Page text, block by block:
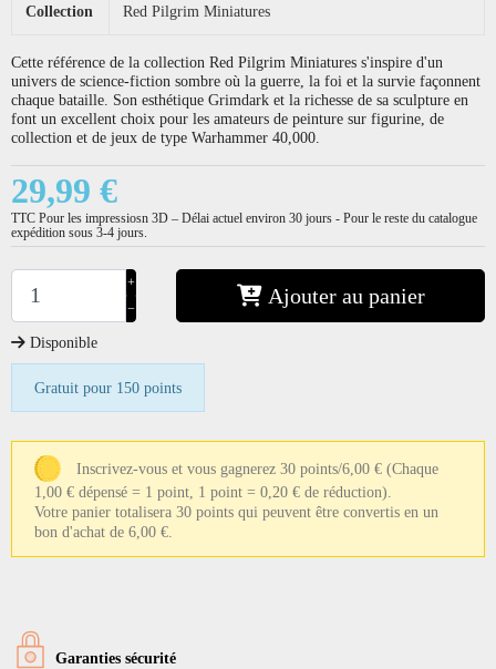
Collection Red Pilgrim Miniatures
Cette référence de la collection Red Pilgrim Miniatures s'inspire d'un
univers de science-fiction sombre où la guerre, la foi et la survie façonnent
chaque bataille. Son esthétique Grimdark et la richesse de sa sculpture en
font un excellent choix pour les amateurs de peinture sur figurine, de
collection et de jeux de type Warhammer 40,000.
29,99 €
TTC Pour les impressiosn 3D – Délai actuel environ 30 jours - Pour le reste du catalogue
expédition sous 3-4 jours.
+
−
Ajouter au panier
Disponible
Gratuit pour 150 points
Inscrivez-vous et vous gagnerez 30 points/6,00 € (Chaque
1,00 € dépensé = 1 point, 1 point = 0,20 € de réduction).
Votre panier totalisera 30 points qui peuvent être convertis en un
bon d'achat de 6,00 €.
Garanties sécurité